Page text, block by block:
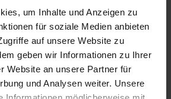
um Inhalte und Anzeigen zu
für soziale Medien anbieten
auf unsere Website zu
geben wir Informationen zu Ihrer
Website an unsere Partner für
und Analysen weiter. Unsere